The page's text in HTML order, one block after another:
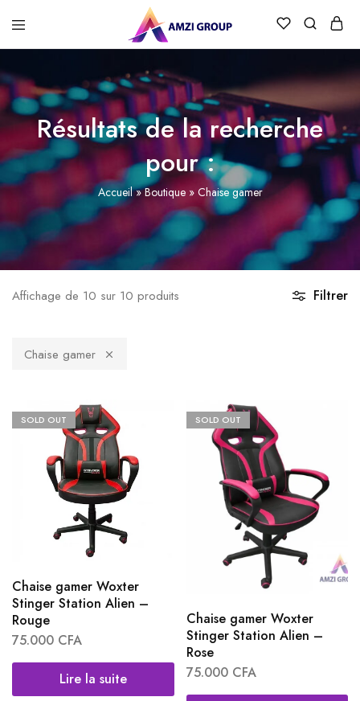
Accueil»Boutique» Chaise gamer
Résultats de la recherche
pour :
Filtrer
Affichage de 10 sur 10 produits
Chaise gamer
SOLD OUT
Chaise gamer Woxter
Stinger Station Alien –
Rouge
75.000 CFA
Lire la suite
SOLD OUT
Chaise gamer Woxter
Stinger Station Alien –
Rose
75.000 CFA